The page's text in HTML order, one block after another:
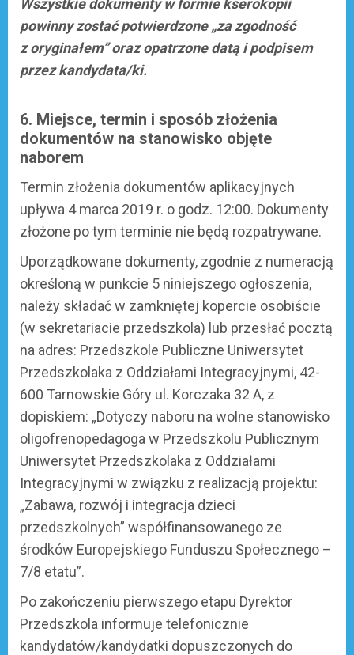
Wszystkie dokumenty w formie kserokopii
powinny zostać potwierdzone „za zgodność
z oryginałem” oraz opatrzone datą i podpisem
przez kandydata/ki.
6. Miejsce, termin i sposób złożenia
dokumentów na stanowisko objęte
naborem
Termin złożenia dokumentów aplikacyjnych
upływa 4 marca 2019 r. o godz. 12:00. Dokumenty
złożone po tym terminie nie będą rozpatrywane.
Uporządkowane dokumenty, zgodnie z numeracją
określoną w punkcie 5 niniejszego ogłoszenia,
należy składać w zamkniętej kopercie osobiście
(w sekretariacie przedszkola) lub przesłać pocztą
na adres: Przedszkole Publiczne Uniwersytet
Przedszkolaka z Oddziałami Integracyjnymi, 42-
600 Tarnowskie Góry ul. Korczaka 32 A, z
dopiskiem: „Dotyczy naboru na wolne stanowisko
oligofrenopedagoga w Przedszkolu Publicznym
Uniwersytet Przedszkolaka z Oddziałami
Integracyjnymi w związku z realizacją projektu:
„Zabawa, rozwój i integracja dzieci
przedszkolnych” współfinansowanego ze
środków Europejskiego Funduszu Społecznego –
7/8 etatu”.
Po zakończeniu pierwszego etapu Dyrektor
Przedszkola informuje telefonicznie
kandydatów/kandydatki dopuszczonych do